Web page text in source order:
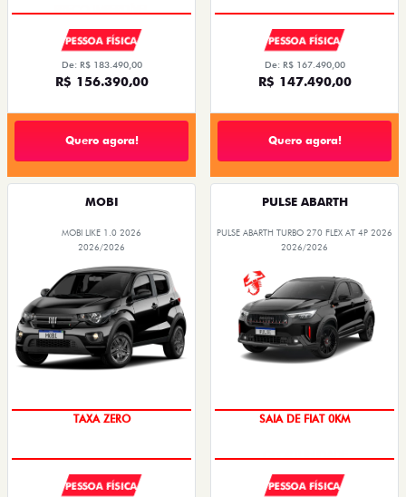
PESSOA FÍSICA
De: R$ 183.490,00
R$ 156.390,00
Quero agora!
PESSOA FÍSICA
De: R$ 167.490,00
R$ 147.490,00
Quero agora!
MOBI
MOBI LIKE 1.0 2026
2026/2026
PREÇO IMPERDÍVEL
PESSOA FÍSICA
PULSE ABARTH
PULSE ABARTH TURBO 270 FLEX AT 4P 2026
2026/2026
OPORTUNIDADE
PESSOA FÍSICA